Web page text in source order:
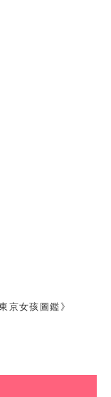
京女孩圖鑑》